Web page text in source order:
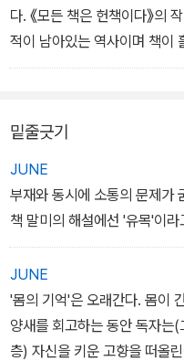
다. 《모든 책은 헌책이다》의
적이 남아있는 역사이며 책이
책방이 있다고 말한다. 요컨
아랫물인 헌책방이 있어요. 이
갈 수 있도록 책을 갈무리합니
을 보도록 이끌어요. 빛을 본
다. 그러니까 하늘에서 내린
로 내려오는 흐름고리라고도
밑줄긋기
JUNE
부재와 동시에 소통의 문제가
책 말미의 해설에선 '유목'이
JUNE
'몸의 기억'은 오래간다. 몸이
양새를 회고하는 동안 독자는
층) 자신을 키운 고향을 떠올